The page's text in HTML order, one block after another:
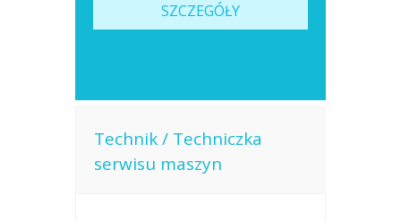
SZCZEGÓŁY
Technik / Techniczka
serwisu maszyn